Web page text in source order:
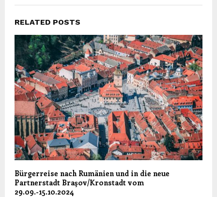
RELATED POSTS
Bürgerreise nach Rumänien und in die neue
Partnerstadt Braşov/Kronstadt vom
29.09.-15.10.2024